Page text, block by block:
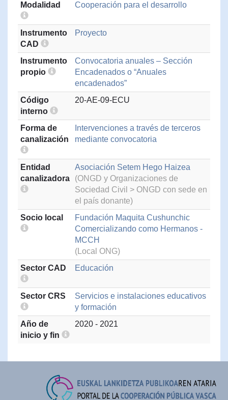
Modalidad Cooperación para el desarrollo
Instrumento
CAD
Proyecto
Instrumento
propio
Convocatoria anuales – Sección
Encadenados o “Anuales
encadenados”
Código
interno
20-AE-09-ECU
Forma de
canalización
Intervenciones a través de terceros
mediante convocatoria
Entidad
canalizadora
Asociación Setem Hego Haizea
(ONGD y Organizaciones de
Sociedad Civil > ONGD con sede en
el país donante)
Socio local
Fundación Maquita Cushunchic
Comercializando como Hermanos -
MCCH
(Local ONG)
Sector CAD
Educación
Sector CRS
Servicios e instalaciones educativos
y formación
Año de
inicio y fin
2020 - 2021